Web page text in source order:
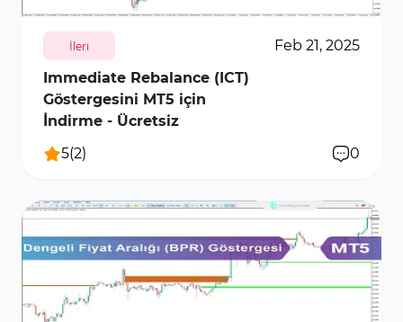
İleri
Feb 21, 2025
Immediate Rebalance (ICT)
Göstergesini MT5 için
İndirme - Ücretsiz
5(2) 0
572 7807